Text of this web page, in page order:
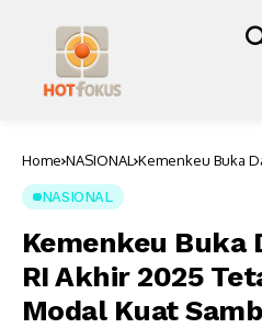
Home NASIONAL Kemenkeu Buka
NASIONAL
Kemenkeu Buka
RI Akhir 2025
Modal Kuat